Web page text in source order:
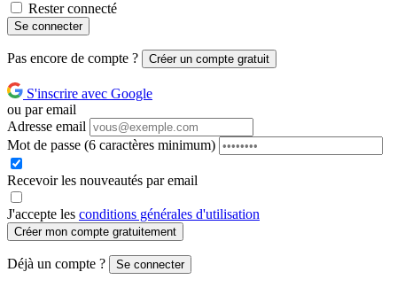
Rester connecté
Se connecter
Pas encore de compte ? Créer un compte gratuit
S'inscrire avec Google
ou par email
Adresse email
Mot de passe (6 caractères minimum)
Recevoir les nouveautés par email
J'accepte les conditions générales d'utilisation
Créer mon compte gratuitement
Déjà un compte ? Se connecter